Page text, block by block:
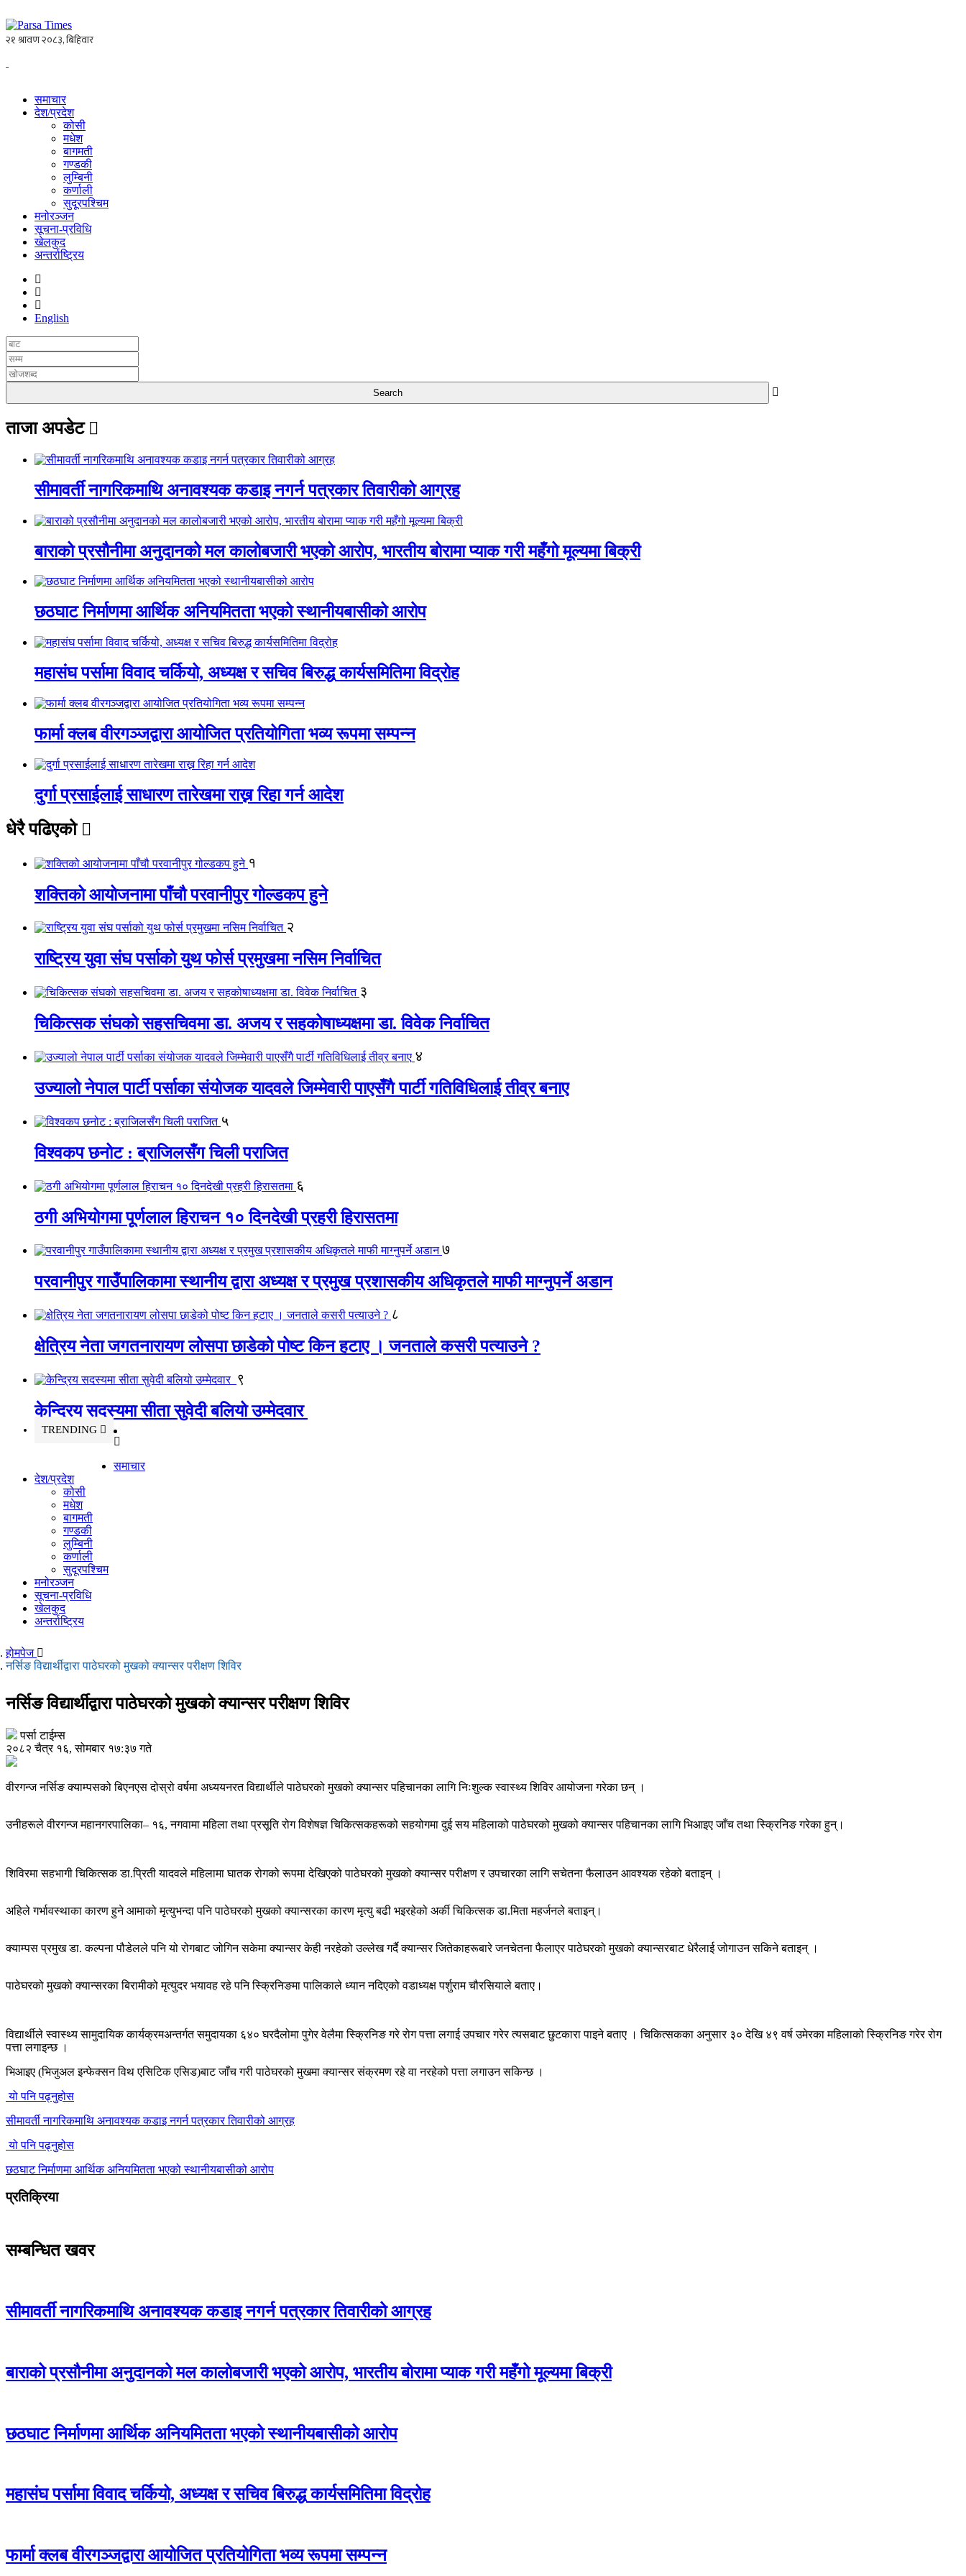
समाचार
देश/प्रदेश
कोसी
मधेश
बागमती
गण्डकी
लुम्बिनी
कर्णाली
सुदूरपश्चिम
मनोरञ्जन
सूचना-प्रविधि
खेलकुद
अन्तर्राष्ट्रिय
English
ताजा अपडेट
सीमावर्ती नागरिकमाथि अनावश्यक कडाइ नगर्न पत्रकार तिवारीको आग्रह
बाराको प्रसौनीमा अनुदानको मल कालोबजारी भएको आरोप, भारतीय बोरामा प्याक गरी महँगो मूल्यमा बिक्री
छठघाट निर्माणमा आर्थिक अनियमितता भएको स्थानीयबासीको आरोप
महासंघ पर्सामा विवाद चर्कियो, अध्यक्ष र सचिव बिरुद्ध कार्यसमितिमा विद्रोह
फार्मा क्लब वीरगञ्जद्वारा आयोजित प्रतियोगिता भव्य रूपमा सम्पन्न
दुर्गा प्रसाईलाई साधारण तारेखमा राख्न रिहा गर्न आदेश
धेरै पढिएको
१
शक्तिको आयोजनामा पाँचौ परवानीपुर गोल्डकप हुने
२
राष्ट्रिय युवा संघ पर्साको युथ फोर्स प्रमुखमा नसिम निर्वाचित
३
चिकित्सक संघको सहसचिवमा डा. अजय र सहकोषाध्यक्षमा डा. विवेक निर्वाचित
४
उज्यालो नेपाल पार्टी पर्साका संयोजक यादवले जिम्मेवारी पाएसँगै पार्टी गतिविधिलाई तीव्र बनाए
५
विश्वकप छनोट : ब्राजिलसँग चिली पराजित
६
ठगी अभियोगमा पूर्णलाल हिराचन १० दिनदेखी प्रहरी हिरासतमा
७
परवानीपुर गाउँपालिकामा स्थानीय द्वारा अध्यक्ष र प्रमुख प्रशासकीय अधिकृतले माफी माग्नुपर्ने अडान
८
क्षेत्रिय नेता जगतनारायण लोसपा छाडेको पोष्ट किन हटाए । जनताले कसरी पत्याउने ?
९
केन्द्रिय सदस्यमा सीता सुवेदी बलियो उम्मेदवार
TRENDING
समाचार
देश/प्रदेश
कोसी
मधेश
बागमती
गण्डकी
लुम्बिनी
कर्णाली
सुदूरपश्चिम
मनोरञ्जन
सूचना-प्रविधि
खेलकुद
अन्तर्राष्ट्रिय
होमपेज
नर्सिङ विद्यार्थीद्वारा पाठेघरको मुखको क्यान्सर परीक्षण शिविर
नर्सिङ विद्यार्थीद्वारा पाठेघरको मुखको क्यान्सर परीक्षण शिविर
पर्सा टाईम्स
२०८२ चैत्र १६, सोमबार १७:३७ गते
वीरगन्ज नर्सिङ क्याम्पसको बिएनएस दोस्रो वर्षमा अध्ययनरत विद्यार्थीले पाठेघरको मुखको क्यान्सर पहिचानका लागि निःशुल्क स्वास्थ्य शिविर आयोजना गरेका छन् ।
उनीहरूले वीरगन्ज महानगरपालिका– १६, नगवामा महिला तथा प्रसूति रोग विशेषज्ञ चिकित्सकहरूको सहयोगमा दुई सय महिलाको पाठेघरको मुखको क्यान्सर पहिचानका लागि भिआइए जाँच तथा स्क्रिनिङ गरेका हुन्।
शिविरमा सहभागी चिकित्सक डा.प्रिती यादवले महिलामा घातक रोगको रूपमा देखिएको पाठेघरको मुखको क्यान्सर परीक्षण र उपचारका लागि सचेतना फैलाउन आवश्यक रहेको बताइन् ।
अहिले गर्भावस्थाका कारण हुने आमाको मृत्युभन्दा पनि पाठेघरको मुखको क्यान्सरका कारण मृत्यु बढी भइरहेको अर्की चिकित्सक डा.मिता महर्जनले बताइन्।
क्याम्पस प्रमुख डा. कल्पना पौडेलले पनि यो रोगबाट जोगिन सकेमा क्यान्सर केही नरहेको उल्लेख गर्दै क्यान्सर जितेकाहरूबारे जनचेतना फैलाएर पाठेघरको मुखको क्यान्सरबाट धेरैलाई जोगाउन सकिने बताइन् ।
पाठेघरको मुखको क्यान्सरका बिरामीको मृत्युदर भयावह रहे पनि स्क्रिनिङमा पालिकाले ध्यान नदिएको वडाध्यक्ष पर्शुराम चौरसियाले बताए।
विद्यार्थीले स्वास्थ्य सामुदायिक कार्यक्रमअन्तर्गत समुदायका ६४० घरदैलोमा पुगेर वेलैमा स्क्रिनिङ गरे रोग पत्ता लगाई उपचार गरेर त्यसबाट छुटकारा पाइने बताए । चिकित्सकका अनुसार ३० देखि ४९ वर्ष उमेरका महिलाको स्क्रिनिङ गरेर रोग
पत्ता लगाइन्छ ।
भिआइए (भिजुअल इन्फेक्सन विथ एसिटिक एसिड)बाट जाँच गरी पाठेघरको मुखमा क्यान्सर संक्रमण रहे वा नरहेको पत्ता लगाउन सकिन्छ ।
यो पनि पढ्नुहोस
सीमावर्ती नागरिकमाथि अनावश्यक कडाइ नगर्न पत्रकार तिवारीको आग्रह
यो पनि पढ्नुहोस
छठघाट निर्माणमा आर्थिक अनियमितता भएको स्थानीयबासीको आरोप
प्रतिक्रिया
सम्बन्धित खवर
सीमावर्ती नागरिकमाथि अनावश्यक कडाइ नगर्न पत्रकार तिवारीको आग्रह
बाराको प्रसौनीमा अनुदानको मल कालोबजारी भएको आरोप, भारतीय बोरामा प्याक गरी महँगो मूल्यमा बिक्री
छठघाट निर्माणमा आर्थिक अनियमितता भएको स्थानीयबासीको आरोप
महासंघ पर्सामा विवाद चर्कियो, अध्यक्ष र सचिव बिरुद्ध कार्यसमितिमा विद्रोह
फार्मा क्लब वीरगञ्जद्वारा आयोजित प्रतियोगिता भव्य रूपमा सम्पन्न